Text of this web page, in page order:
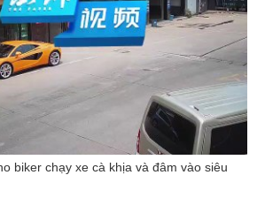
biker chạy xe cà khịa và đâm vào siêu